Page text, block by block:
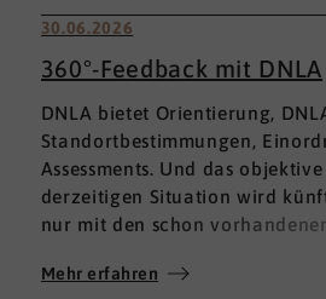
30.06.2026
360°-Feedback mit DNLA
DNLA bietet Orientierung,
Standortbestimmungen,
Assessments. Und das
derzeitigen Situation wird
nur mit den schon
umfassenden 360°-Feedback.
Mehr erfahren